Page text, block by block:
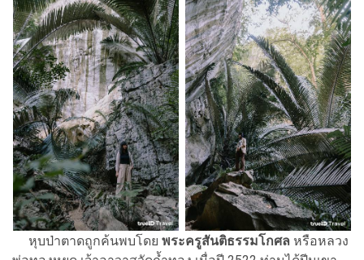
หุบป่าตาดถูกค้นพบโดย พระครูสันติธรรมโกศล หรือหลวง